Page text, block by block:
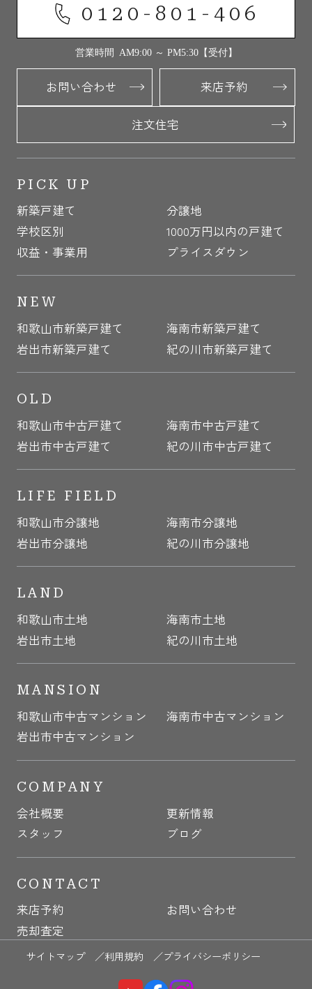
0120-801-406
営業時間 AM9:00 ～ PM5:30【受付】
お問い合わせ 来店予約
注文住宅
PICK UP
新築戸建て
分譲地
学校区別
1000万円以内の戸建て
収益・事業用
プライスダウン
NEW
和歌山市新築戸建て
海南市新築戸建て
岩出市新築戸建て
紀の川市新築戸建て
OLD
和歌山市中古戸建て
海南市中古戸建て
岩出市中古戸建て
紀の川市中古戸建て
LIFE FIELD
和歌山市分譲地
海南市分譲地
岩出市分譲地
紀の川市分譲地
LAND
和歌山市土地
海南市土地
岩出市土地
紀の川市土地
MANSION
和歌山市中古マンション
海南市中古マンション
岩出市中古マンション
COMPANY
会社概要
更新情報
スタッフ
ブログ
CONTACT
来店予約
お問い合わせ
売却査定
サイトマップ ／利用規約 ／プライバシーポリシー